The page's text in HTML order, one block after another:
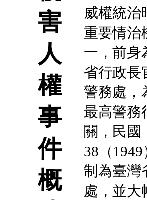
害
人
權
事
件
概
威權統治
重要情治
一，前身
省行政長
警務處，
最高警務
關，民國
38（
制為臺灣
處，並大